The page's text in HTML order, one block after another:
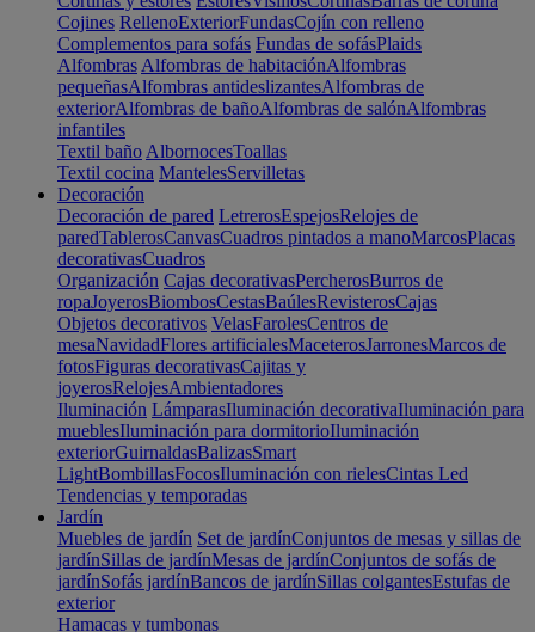
Cojines RellenoExteriorFundasCojín con relleno
Complementos para sofás Fundas de sofásPlaids
Alfombras Alfombras de habitaciónAlfombras
pequeñasAlfombras antideslizantesAlfombras de
exteriorAlfombras de bañoAlfombras de salónAlfombras
infantiles
Textil baño AlbornocesToallas
Textil cocina MantelesServilletas
Decoración
Decoración de pared LetrerosEspejosRelojes de
paredTablerosCanvasCuadros pintados a manoMarcosPlacas
decorativasCuadros
Organización Cajas decorativasPercherosBurros de
ropaJoyerosBiombosCestasBaúlesRevisterosCajas
Objetos decorativos VelasFarolesCentros de
mesaNavidadFlores artificialesMaceterosJarronesMarcos de
fotosFiguras decorativasCajitas y
joyerosRelojesAmbientadores
Iluminación LámparasIluminación decorativaIluminación para
mueblesIluminación para dormitorioIluminación
exteriorGuirnaldasBalizasSmart
LightBombillasFocosIluminación con rielesCintas Led
Tendencias y temporadas
Jardín
Muebles de jardín Set de jardínConjuntos de mesas y sillas de
jardínSillas de jardínMesas de jardínConjuntos de sofás de
jardínSofás jardínBancos de jardínSillas colgantesEstufas de
exterior
Hamacas y tumbonas